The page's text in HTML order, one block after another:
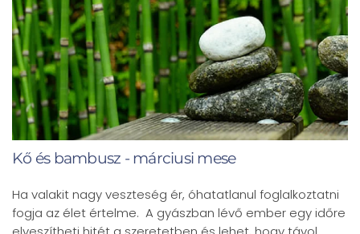
Kő és bambusz - márciusi mese
Ha valakit nagy veszteség ér, óhatatlanul foglalkoztatni
fogja az élet értelme. A gyászban lévő ember egy időre